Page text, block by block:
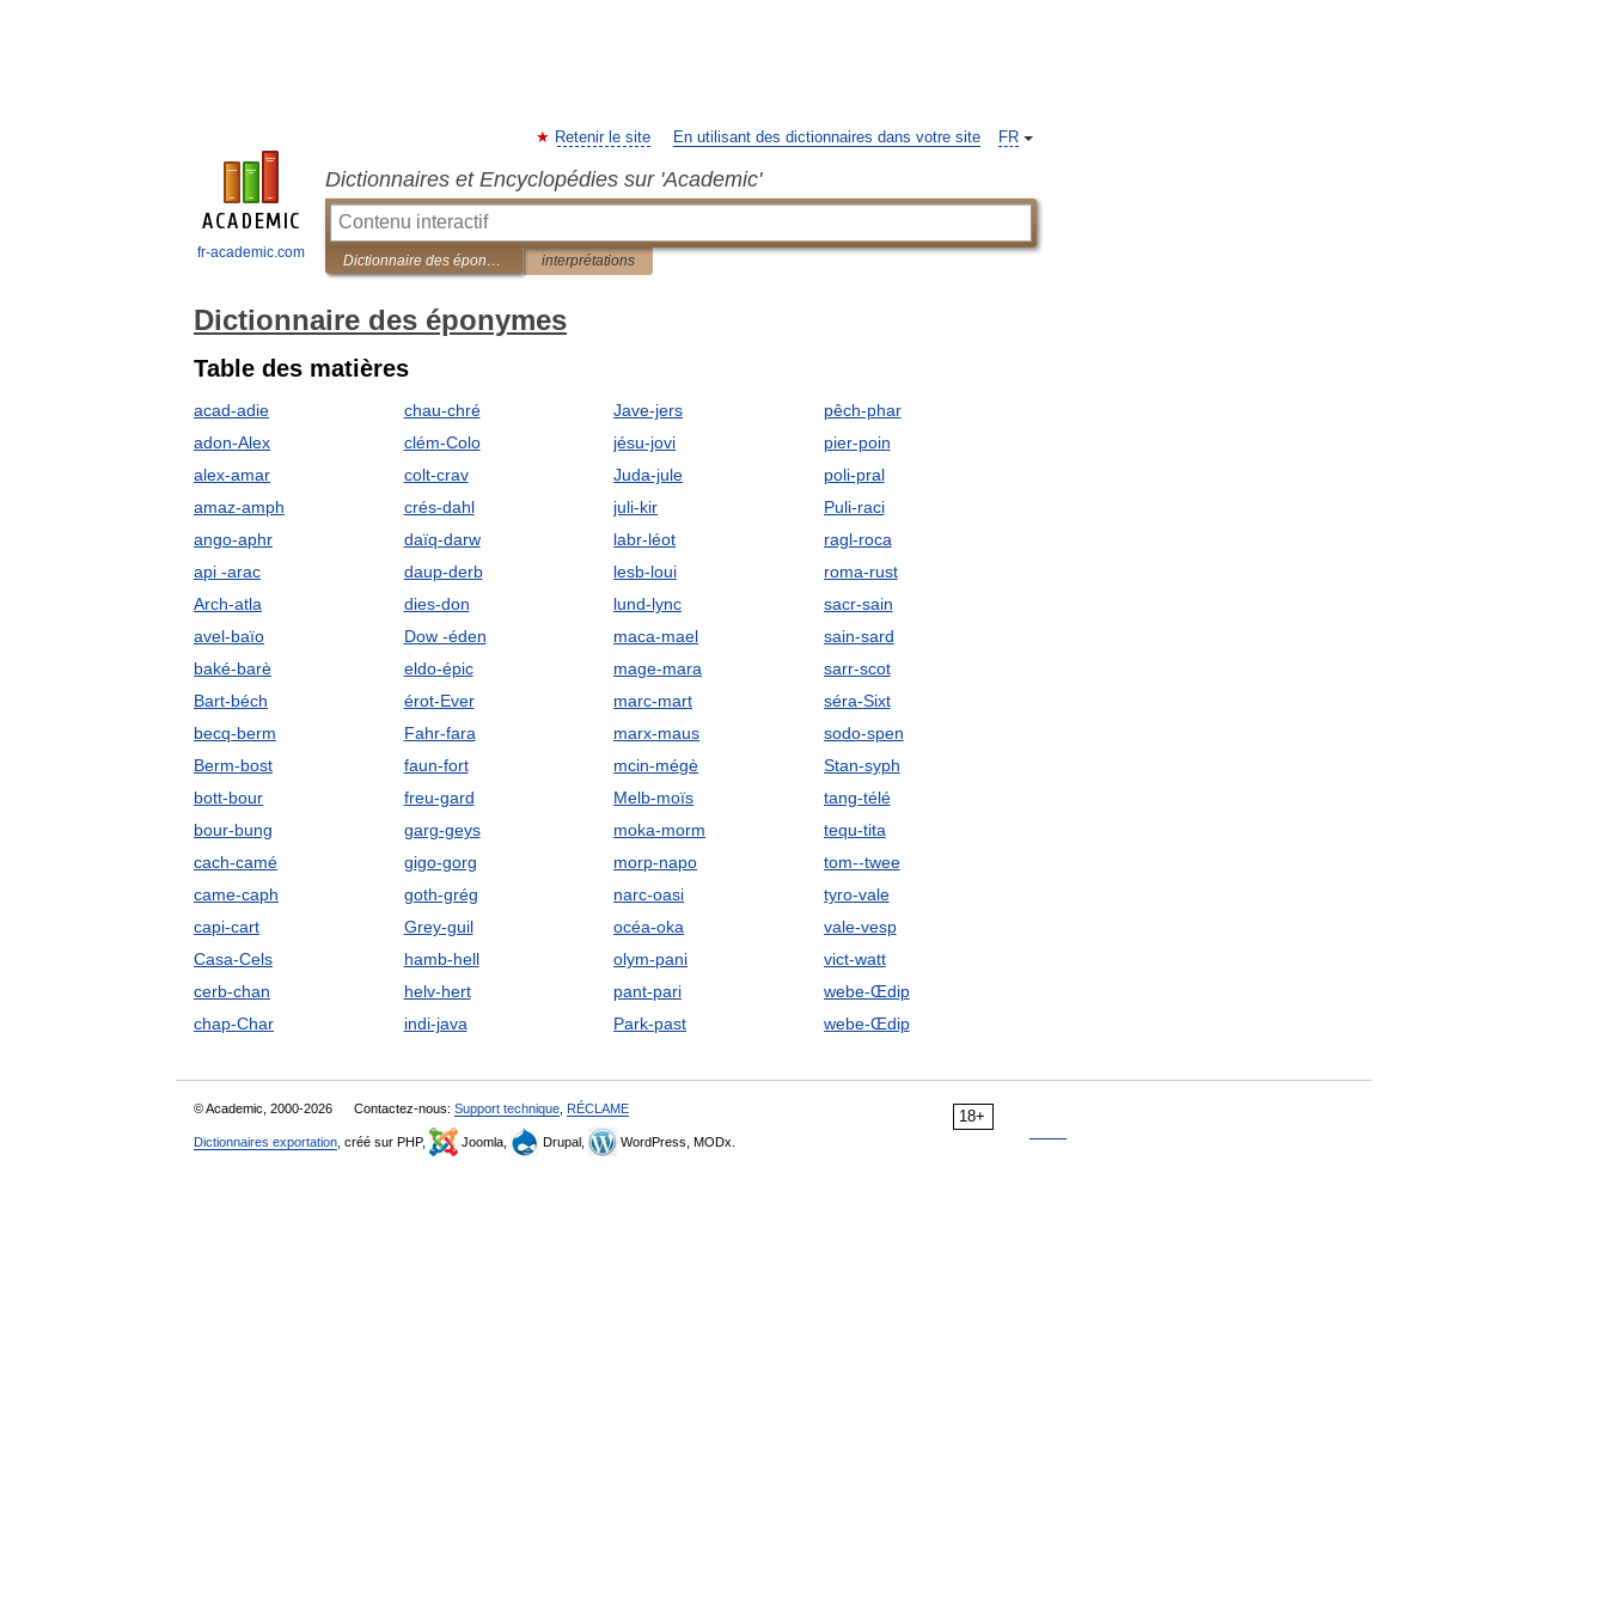
fr-academic.com
FR
Retenir le site En utilisant des dictionnaires dans votre site
Dictionnaires et Encyclopédies sur 'Academic'
Dictionnaire des éponymes interprétations
Dictionnaire des éponymes
Table des matières
acad-adie
adon-Alex
alex-amar
amaz-amph
ango-aphr
api -arac
Arch-atla
avel-baïo
baké-barè
Bart-béch
becq-berm
Berm-bost
bott-bour
bour-bung
cach-camé
came-caph
capi-cart
Casa-Cels
cerb-chan
chap-Char
chau-chré
clém-Colo
colt-crav
crés-dahl
daïq-darw
daup-derb
dies-don
Dow -éden
eldo-épic
érot-Ever
Fahr-fara
faun-fort
freu-gard
garg-geys
gigo-gorg
goth-grég
Grey-guil
hamb-hell
helv-hert
indi-java
Jave-jers
jésu-jovi
Juda-jule
juli-kir
labr-léot
lesb-loui
lund-lync
maca-mael
mage-mara
marc-mart
marx-maus
mcin-mégè
Melb-moïs
moka-morm
morp-napo
narc-oasi
océa-oka
olym-pani
pant-pari
Park-past
pêch-phar
pier-poin
poli-pral
Puli-raci
ragl-roca
roma-rust
sacr-sain
sain-sard
sarr-scot
séra-Sixt
sodo-spen
Stan-syph
tang-télé
tequ-tita
tom--twee
tyro-vale
vale-vesp
vict-watt
webe-Œdip
webe-Œdip
18+
© Academic, 2000-2026 Contactez-nous: Support technique RÉCLAME
Dictionnaires exportation , créé sur PHP, Joomla, Drupal, WordPress, MODx.